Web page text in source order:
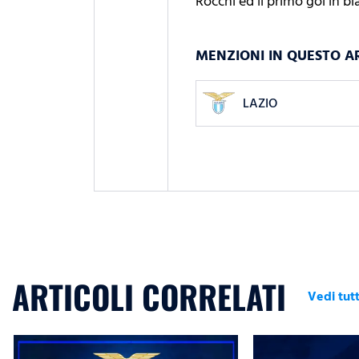
MENZIONI IN QUESTO
LAZIO
ARTICOLI CORRELATI Vedi